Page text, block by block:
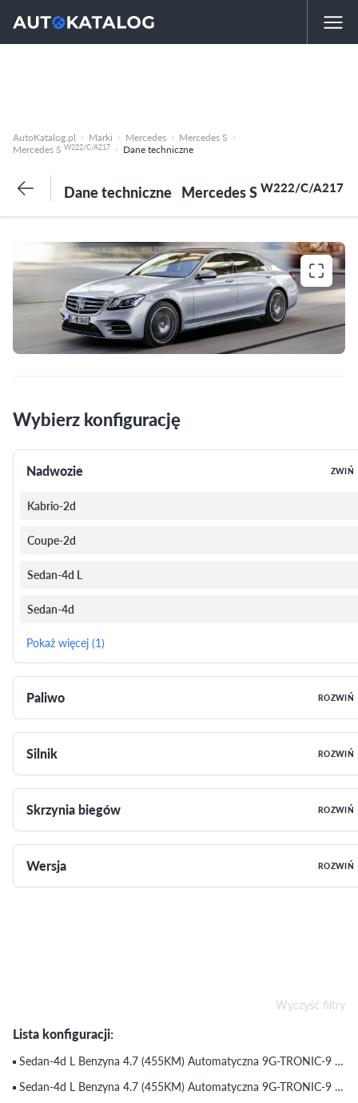
AutoKatalog.pl Marki Mercedes
Mercedes S
Mercedes S W222/C/A217 Dane techniczne
Dane techniczne Mercedes SW222/C/A217
Wybierz konfigurację
Nadwozie ZWIŃ
Kabrio-2d
Coupe-2d
Sedan-4d L
Sedan-4d
Pokaż więcej (1)
Paliwo ROZWIŃ
Silnik ROZWIŃ
Skrzynia biegów ROZWIŃ
Wersja ROZWIŃ
Wyczyść filtry
Lista konfiguracji:
Sedan-4d L Benzyna 4.7 (455KM) Automatyczna 9G-TRONIC-9 Maybach 500 (do 15.07.2017)
Sedan-4d L Benzyna 4.7 (455KM) Automatyczna 9G-TRONIC-9 Maybach 500 4MATIC (do 15.07.2017)